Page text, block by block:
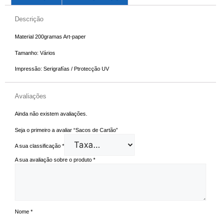
Descrição
Material 200gramas Art-paper
Tamanho: Vários
Impressão: Serigrafías / Ptrotecção UV
Avaliações
Ainda não existem avaliações.
Seja o primeiro a avaliar “Sacos de Cartão”
A sua classificação *
A sua avaliação sobre o produto *
Nome *